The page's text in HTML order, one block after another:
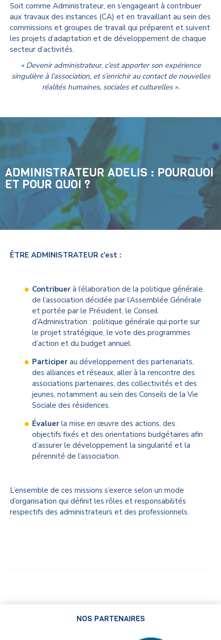
Soit comme Administrateur, en s’engageant à contribuer
aux travaux des instances (CA) et en travaillant au sein des
commissions et groupes de travail qui préparent et suivent
les projets d’adaptation et de développement de chaque
secteur d’activités.
« Devenir administrateur, c’est apporter son expérience
singulière à l’association, et s’enrichir au contact de nouvelles
réalités humaines, sociales et culturelles ».
ADMINISTRATEUR ADELIS : POURQUOI
ET POUR QUOI ?
ÊTRE ADMINISTRATEUR c’est :
Contribuer à l’élaboration de la politique générale
de l’association décidée par l’Assemblée Générale
et portée par le Président, le Conseil
d’Administration : politique générale qui porte sur
le projet stratégique, le vote des programmes
d’action et du budget annuel.
Participer au développement des partenariats,
des alliances et réseaux, aller à la rencontre des
associations partenaires, des collectivités et des
jeunes, notamment au sein des Conseils de la Vie
Sociale des résidences.
Évaluer la mise en œuvre des actions, des
objectifs fixés et des orientations budgétaires afin
d’assurer le développement la singularité et la
pérennité de l’association.
L’ensemble de ces missions s’exerce selon un mode
d’organisation qui définit les rôles et responsabilités
respectifs des administrateurs et des professionnels.
NOS PARTENAIRES